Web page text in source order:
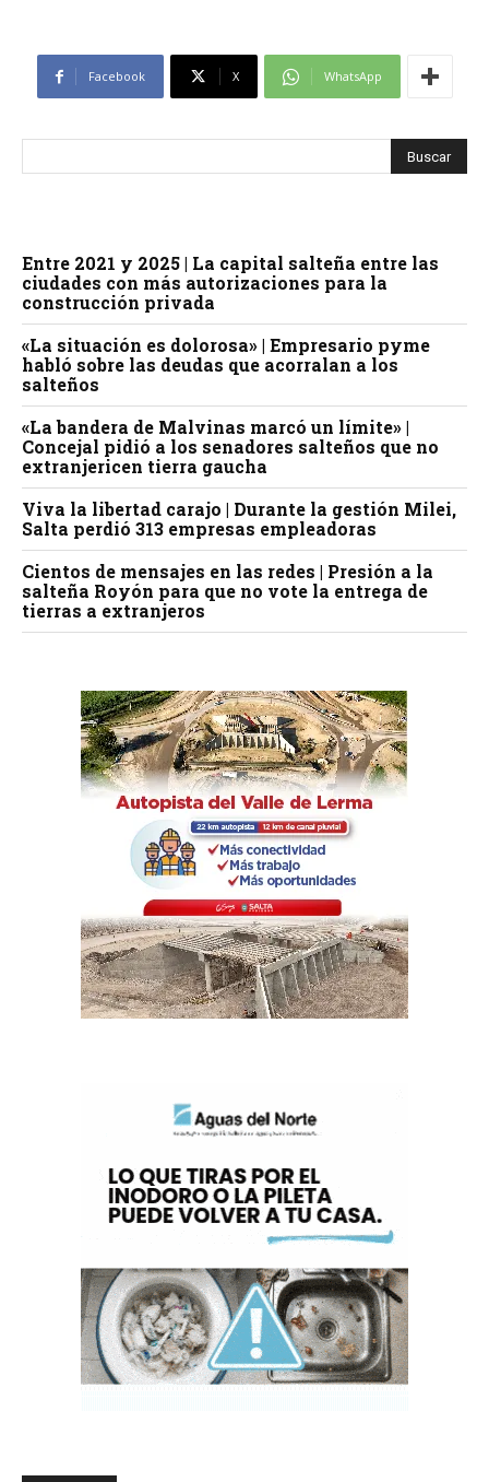
Facebook X WhatsApp
Entre 2021 y 2025 | La capital salteña entre las
ciudades con más autorizaciones para la
construcción privada
«La situación es dolorosa» | Empresario pyme
habló sobre las deudas que acorralan a los
salteños
«La bandera de Malvinas marcó un límite» |
Concejal pidió a los senadores salteños que no
extranjericen tierra gaucha
Viva la libertad carajo | Durante la gestión Milei,
Salta perdió 313 empresas empleadoras
Cientos de mensajes en las redes | Presión a la
salteña Royón para que no vote la entrega de
tierras a extranjeros